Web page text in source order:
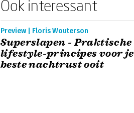
Ook interessant
Preview | Floris Wouterson
Superslapen - Praktische
lifestyle-principes voor je
beste nachtrust ooit